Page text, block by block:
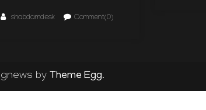
Author
shabdamdesk Comment(0)
by Theme Egg.